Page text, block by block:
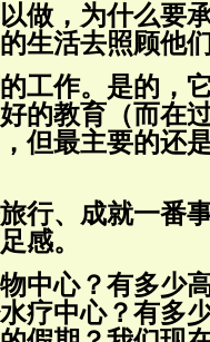
做，为什么要
生活去照顾他
工作。是的，
的教育（而在
但最主要的还
行、成就一番
感。
中心？有多少
疗中心？有多